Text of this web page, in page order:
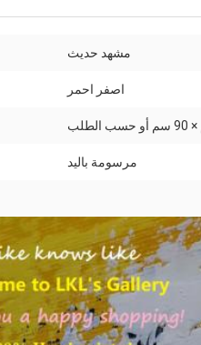
مشهد حديث
اصفر احمر
مرسومة باليد